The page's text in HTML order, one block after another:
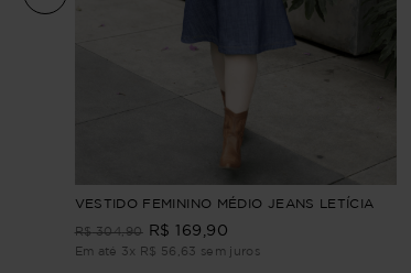
VESTIDO FEMININO MÉDIO JEANS LETÍCIA
R$ 304,90 R$ 169 90
Em até 3x R$ 56 63 sem juros